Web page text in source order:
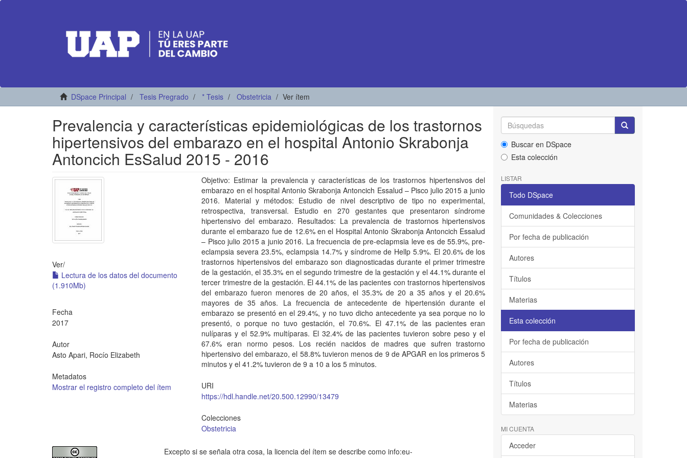
DSpace Principal Tesis Pregrado * Tesis Obstetricia Ver ítem
Prevalencia y características epidemiológicas de los trastornos
hipertensivos del embarazo en el hospital Antonio Skrabonja
Antoncich EsSalud 2015 - 2016
Ver/
Lectura de los datos del documento
(1.910Mb)
Fecha
2017
Autor
Asto Apari, Rocío Elizabeth
Metadatos
Mostrar el registro completo del ítem
Objetivo: Estimar la prevalencia y características de los trastornos hipertensivos del
embarazo en el hospital Antonio Skrabonja Antoncich Essalud – Pisco julio 2015 a junio
2016. Material y métodos: Estudio de nivel descriptivo de tipo no experimental,
retrospectiva, transversal. Estudio en 270 gestantes que presentaron síndrome
hipertensivo del embarazo. Resultados: La prevalencia de trastornos hipertensivos
durante el embarazo fue de 12.6% en el Hospital Antonio Skrabonja Antoncich Essalud
– Pisco julio 2015 a junio 2016. La frecuencia de pre-eclapmsia leve es de 55.9%, pre-
eclampsia severa 23.5%, eclampsia 14.7% y síndrome de Hellp 5.9%. El 20.6% de los
trastornos hipertensivos del embarazo son diagnosticadas durante el primer trimestre
de la gestación, el 35.3% en el segundo trimestre de la gestación y el 44.1% durante el
tercer trimestre de la gestación. El 44.1% de las pacientes con trastornos hipertensivos
del embarazo fueron menores de 20 años, el 35.3% de 20 a 35 años y el 20.6%
mayores de 35 años. La frecuencia de antecedente de hipertensión durante el
embarazo se presentó en el 29.4%, y no tuvo dicho antecedente ya sea porque no lo
presentó, o porque no tuvo gestación, el 70.6%. El 47.1% de las pacientes eran
nulíparas y el 52.9% multíparas. El 32.4% de las pacientes tuvieron sobre peso y el
67.6% eran normo pesos. Los recién nacidos de madres que sufren trastorno
hipertensivo del embarazo, el 58.8% tuvieron menos de 9 de APGAR en los primeros 5
minutos y el 41.2% tuvieron de 9 a 10 a los 5 minutos.
URI
https://hdl.handle.net/20.500.12990/13479
Colecciones
Obstetricia
Excepto si se señala otra cosa, la licencia del ítem se describe como info:eu-
Buscar en DSpace
Esta colección
LISTAR
Todo DSpace
Comunidades & Colecciones
Por fecha de publicación
Autores
Títulos
Materias
Esta colección
Por fecha de publicación
Autores
Títulos
Materias
MI CUENTA
Acceder